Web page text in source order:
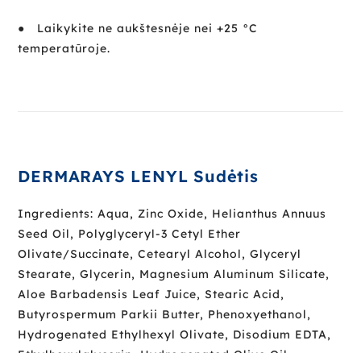
● Laikykite ne aukštesnėje nei +25 °C
temperatūroje.
DERMARAYS LENYL Sudėtis
Ingredients: Aqua, Zinc Oxide, Helianthus Annuus
Seed Oil, Polyglyceryl-3 Cetyl Ether
Olivate/Succinate, Cetearyl Alcohol, Glyceryl
Stearate, Glycerin, Magnesium Aluminum Silicate,
Aloe Barbadensis Leaf Juice, Stearic Acid,
Butyrospermum Parkii Butter, Phenoxyethanol,
Hydrogenated Ethylhexyl Olivate, Disodium EDTA,